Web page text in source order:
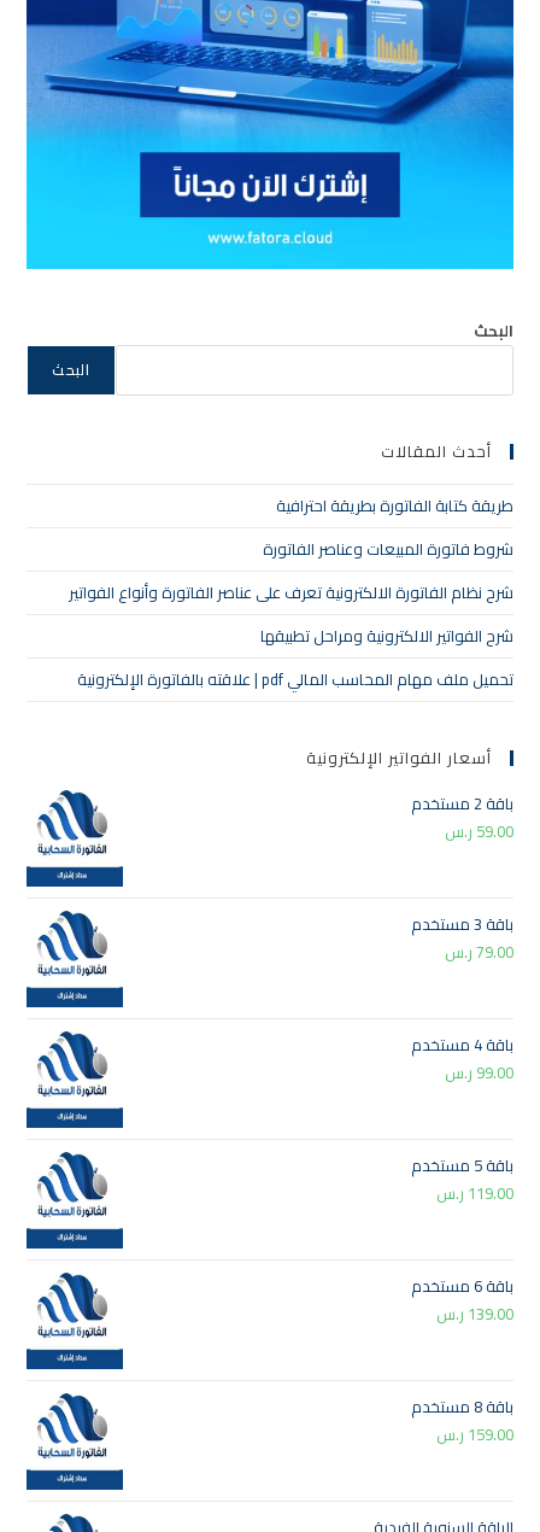
البحث
البحث
أحدث المقالات
طريقة كتابة الفاتورة بطريقة احترافية
شروط فاتورة المبيعات وعناصر الفاتورة
شرح نظام الفاتورة الالكترونية تعرف على عناصر الفاتورة وأنواع الفواتير
شرح الفواتير الالكترونية ومراحل تطبيقها
تحميل ملف مهام المحاسب المالي pdf | علاقته بالفاتورة الإلكترونية
أسعار الفواتير الإلكترونية
باقة 2 مستخدم
59.00 ر.س
باقة 3 مستخدم
79.00ر.س
باقة 4 مستخدم
99.00 ر.س
باقة 5 مستخدم
119.00 ر.س
باقة 6 مستخدم
139.00 ر.س
باقة 8 مستخدم
159.00 ر.س